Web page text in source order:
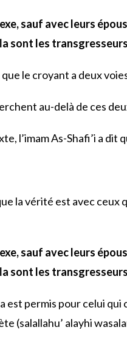
sauf avec leurs
sont les
le croyant a deux
au-delà de ces
l’imam As-Shafi’i a
la vérité est avec
sauf avec leurs
sont les
est permis pour celui
(salallahu’ alayhi